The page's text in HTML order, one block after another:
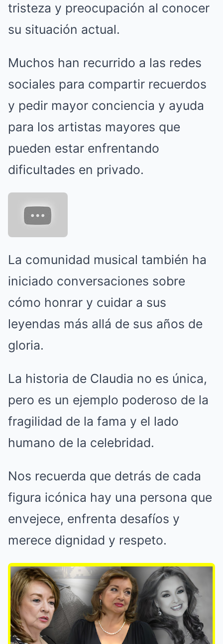
tristeza y preocupación al conocer
su situación actual.
Muchos han recurrido a las redes
sociales para compartir recuerdos
y pedir mayor conciencia y ayuda
para los artistas mayores que
pueden estar enfrentando
dificultades en privado.
La comunidad musical también ha
iniciado conversaciones sobre
cómo honrar y cuidar a sus
leyendas más allá de sus años de
gloria.
La historia de Claudia no es única,
pero es un ejemplo poderoso de la
fragilidad de la fama y el lado
humano de la celebridad.
Nos recuerda que detrás de cada
figura icónica hay una persona que
envejece, enfrenta desafíos y
merece dignidad y respeto.